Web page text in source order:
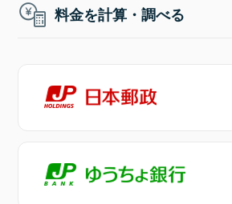
料金を計算・調べる